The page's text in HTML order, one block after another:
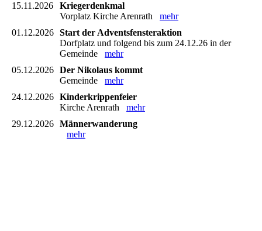
15.11.2026
Kriegerdenkmal
Vorplatz Kirche Arenrath mehr
01.12.2026 Start der Adventsfensteraktion
Dorfplatz und folgend bis zum 24.12.26 in der
Gemeinde mehr
05.12.2026 Der Nikolaus kommt
Gemeinde mehr
24.12.2026 Kinderkrippenfeier
Kirche Arenrath mehr
29.12.2026 Männerwanderung
mehr